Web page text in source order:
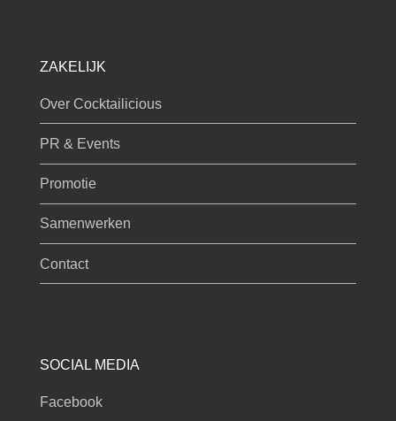
ZAKELIJK
Over Cocktailicious
PR & Events
Promotie
Samenwerken
Contact
SOCIAL MEDIA
Facebook